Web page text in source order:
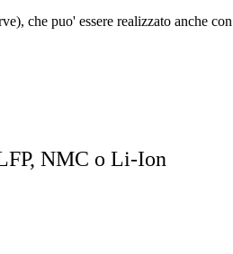
che puo' essere realizzato anche con
NMC o Li-Ion